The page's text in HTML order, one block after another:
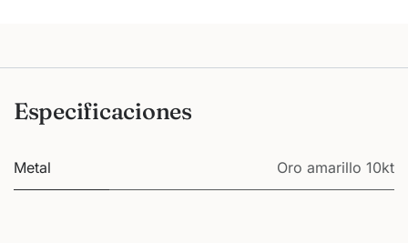
Especificaciones
Metal Oro amarillo 10kt